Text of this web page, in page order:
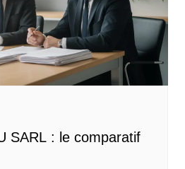
SARL : le comparatif